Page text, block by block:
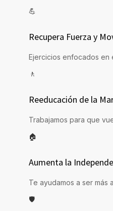
💪
Recupera Fuerza y
Ejercicios enfocados en
🚶
Reeducación de la
Trabajamos para que
🏠
Aumenta la
Te ayudamos a ser más
🛡️